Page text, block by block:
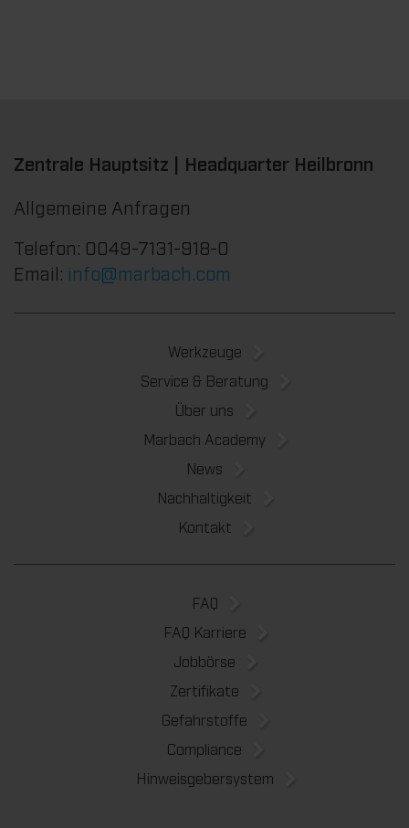
Zentrale Hauptsitz | Headquarter Heilbronn
Allgemeine Anfragen
Telefon: 0049-7131-918-0
Email: info@marbach.com
Werkzeuge
Service & Beratung
Über uns
Marbach Academy
News
Nachhaltigkeit
Kontakt
FAQ
FAQ Karriere
Jobbörse
Zertifikate
Gefahrstoffe
Compliance
Hinweisgebersystem